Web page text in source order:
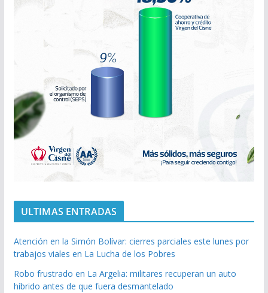
ULTIMAS ENTRADAS
Atención en la Simón Bolívar: cierres parciales este lunes por
trabajos viales en La Lucha de los Pobres
Robo frustrado en La Argelia: militares recuperan un auto
híbrido antes de que fuera desmantelado